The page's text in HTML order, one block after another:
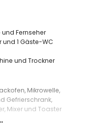
Fernseher
1 Gäste-WC
und Trockner
Mikrowelle,
Gefrierschrank,
Mixer und Toaster